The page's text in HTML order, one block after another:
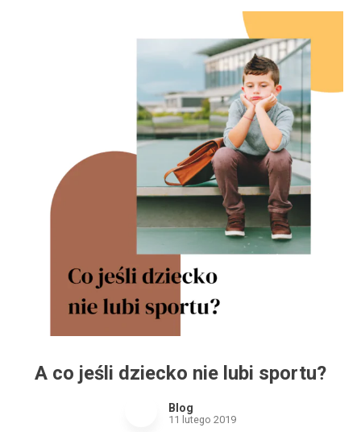
A co jeśli dziecko nie lubi sportu?
Blog
11 lutego 2019